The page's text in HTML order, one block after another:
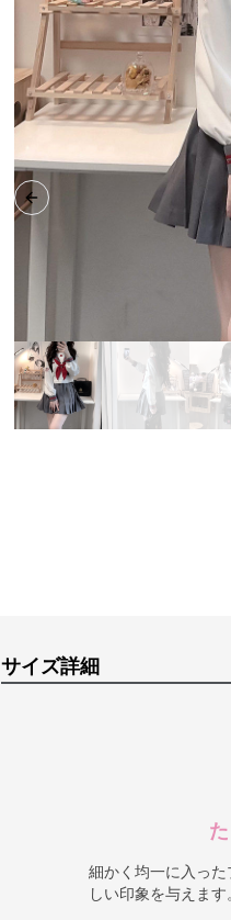
Previous slide
サイズ詳細
細かく均一に入っ
しい印象を与えます